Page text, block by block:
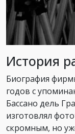
История
Биография
годов с
Бассано дель
изготовлял
скромным, но